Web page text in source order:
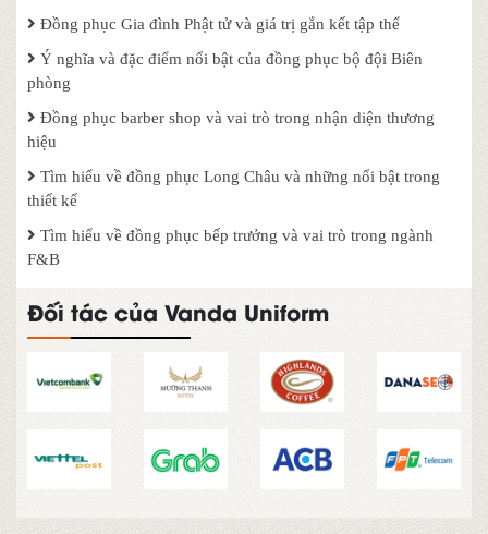
Đồng phục Gia đình Phật tử và giá trị gắn kết tập thể
Ý nghĩa và đặc điểm nổi bật của đồng phục bộ đội Biên
phòng
Đồng phục barber shop và vai trò trong nhận diện thương
hiệu
Tìm hiểu về đồng phục Long Châu và những nổi bật trong
thiết kế
Tìm hiểu về đồng phục bếp trưởng và vai trò trong ngành
F&B
Đối tác của Vanda Uniform